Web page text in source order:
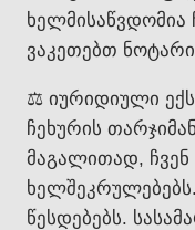
ხელმისაწვდომია
ვაკეთებთ
⚖️ იურიდიული
ჩეხურის
მაგალითად,
წესდებებს.